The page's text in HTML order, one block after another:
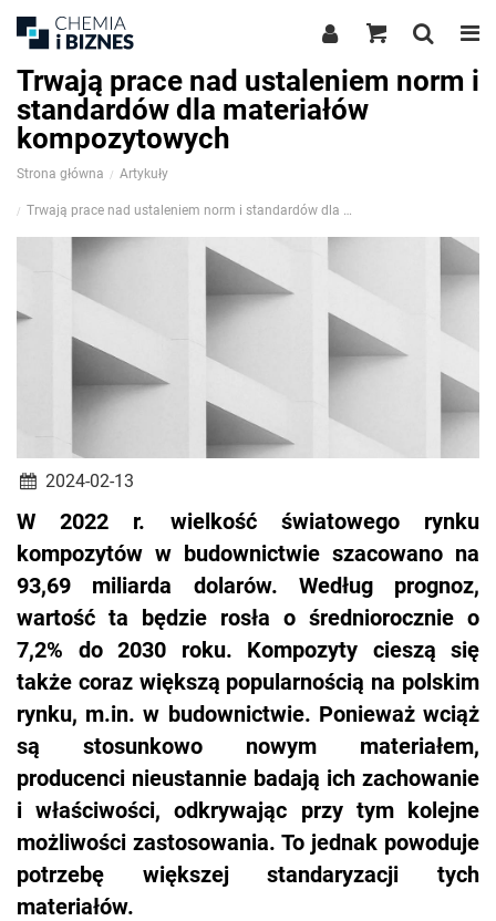
Trwają prace nad ustaleniem norm i
standardów dla materiałów
kompozytowych
Strona główna Artykuły
Trwają prace nad ustaleniem norm i standardów dla materiałów kompozytowych
2024-02-13
W 2022 r. wielkość światowego rynku
kompozytów w budownictwie szacowano na
93,69 miliarda dolarów. Według prognoz,
wartość ta będzie rosła o średniorocznie o
7,2% do 2030 roku. Kompozyty cieszą się
także coraz większą popularnością na polskim
rynku, m.in. w budownictwie. Ponieważ wciąż
są stosunkowo nowym materiałem,
producenci nieustannie badają ich zachowanie
i właściwości, odkrywając przy tym kolejne
możliwości zastosowania. To jednak powoduje
potrzebę większej standaryzacji tych
materiałów.